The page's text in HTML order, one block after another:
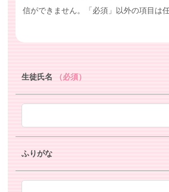
信ができません。「必須」以外の項目は
生徒氏名 （必須）
ふりがな